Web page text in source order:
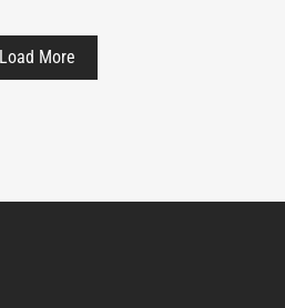
Load More